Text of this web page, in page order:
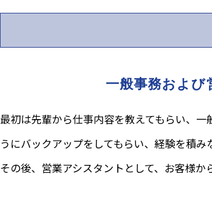
一般事務および
最初は先輩から仕事内容を教えてもらい、
うにバックアップをしてもらい、経験を積み
その後、営業アシスタントとして、お客様か